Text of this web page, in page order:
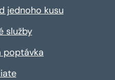
jednoho kusu
služby
poptávka